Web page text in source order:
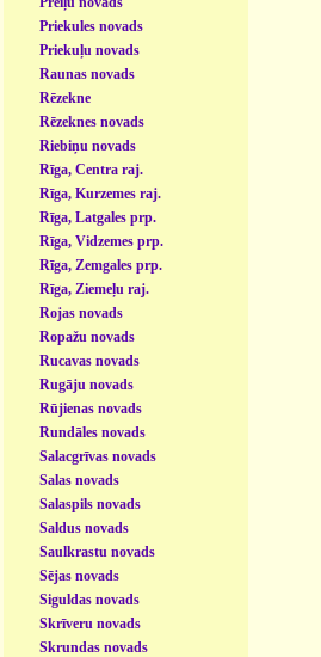
Priekules novads
Priekuļu novads
Raunas novads
Rēzekne
Rēzeknes novads
Riebiņu novads
Rīga, Centra raj.
Rīga, Kurzemes raj.
Rīga, Latgales prp.
Rīga, Vidzemes prp.
Rīga, Zemgales prp.
Rīga, Ziemeļu raj.
Rojas novads
Ropažu novads
Rucavas novads
Rugāju novads
Rūjienas novads
Rundāles novads
Salacgrīvas novads
Salas novads
Salaspils novads
Saldus novads
Saulkrastu novads
Sējas novads
Siguldas novads
Skrīveru novads
Skrundas novads